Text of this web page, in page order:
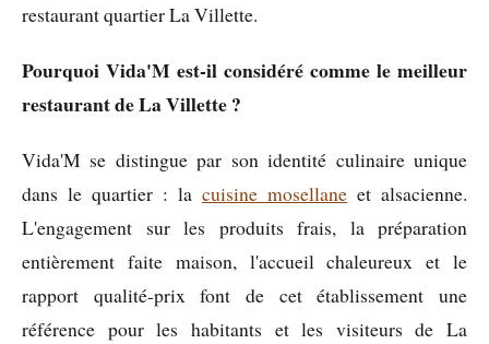
restaurant quartier La Villette.
Pourquoi Vida'M est-il considéré comme le meilleur
restaurant de La Villette ?
Vida'M se distingue par son identité culinaire unique
dans le quartier : la cuisine mosellane et alsacienne.
L'engagement sur les produits frais, la préparation
entièrement faite maison, l'accueil chaleureux et le
rapport qualité-prix font de cet établissement une
référence pour les habitants et les visiteurs de La